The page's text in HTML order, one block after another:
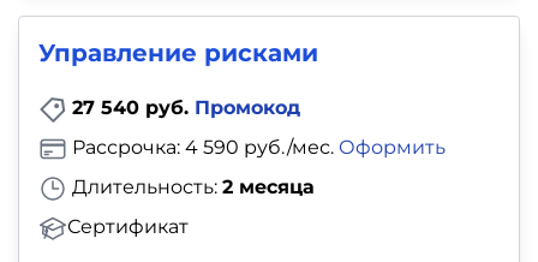
Управление рисками
27 540 руб. Промокод
Длительность: 2 месяца
Сертификат
Рассрочка: 4 590 руб./мес. Оформить